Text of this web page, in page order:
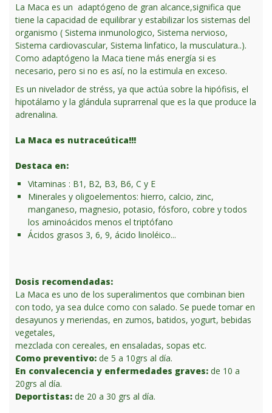
La Maca es un adaptógeno de gran alcance,significa que
tiene la capacidad de equilibrar y estabilizar los sistemas del
organismo ( Sistema inmunologico, Sistema nervioso,
Sistema cardiovascular, Sistema linfatico, la musculatura..).
Como adaptógeno la Maca tiene más energía si es
necesario, pero si no es así, no la estimula en exceso.
Es un nivelador de stréss, ya que actúa sobre la hipófisis, el
hipotálamo y la glándula suprarrenal que es la que produce la
adrenalina.
La Maca es nutraceútica!!!
Destaca en:
Vitaminas : B1, B2, B3, B6, C y E
Minerales y oligoelementos: hierro, calcio, zinc,
manganeso, magnesio, potasio, fósforo, cobre y todos
los aminoácidos menos el triptófano
Ácidos grasos 3, 6, 9, ácido linoléico...
Dosis recomendadas:
La Maca es uno de los superalimentos que combinan bien
con todo, ya sea dulce como con salado. Se puede tomar en
desayunos y meriendas, en zumos, batidos, yogurt, bebidas
vegetales,
mezclada con cereales, en ensaladas, sopas etc.
Como preventivo: de 5 a 10grs al día.
En convalecencia y enfermedades graves: de 10 a
20grs al día.
Deportistas: de 20 a 30 grs al día.